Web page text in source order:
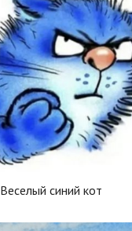
Веселый синий кот